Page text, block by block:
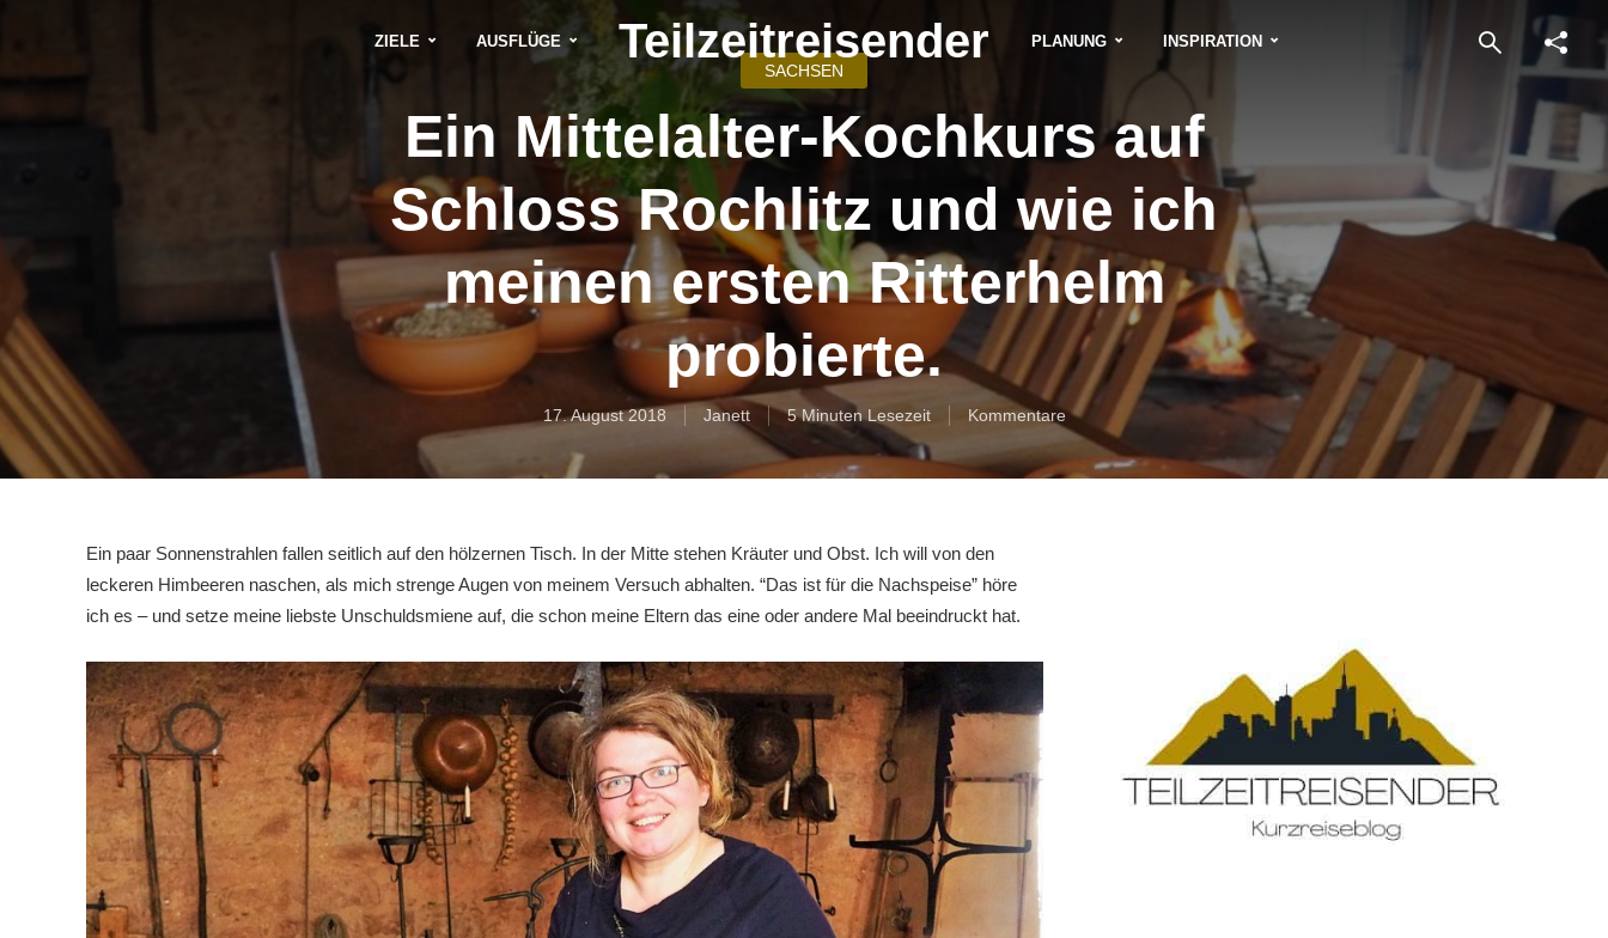
ZIELE AUSFLÜGE Teilzeitreisender PLANUNG INSPIRATION
SACHSEN
Ein Mittelalter-Kochkurs auf
Schloss Rochlitz und wie ich
meinen ersten Ritterhelm
probierte.
17. August 2018 Janett 5 Minuten Lesezeit Kommentare
Ein paar Sonnenstrahlen fallen seitlich auf den hölzernen Tisch. In der Mitte stehen Kräuter und Obst. Ich will von den
leckeren Himbeeren naschen, als mich strenge Augen von meinem Versuch abhalten. “Das ist für die Nachspeise” höre
ich es – und setze meine liebste Unschuldsmiene auf, die schon meine Eltern das eine oder andere Mal beeindruckt hat.